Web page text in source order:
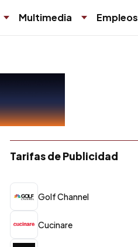
Multimedia Empleos
Tarifas de Publicidad
Golf Channel
Cucinare